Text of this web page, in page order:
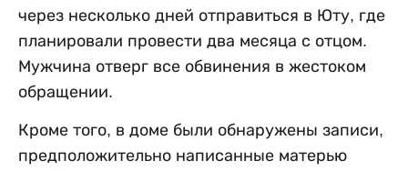
через несколько дней отправиться в Юту, где
планировали провести два месяца с отцом.
Мужчина отверг все обвинения в жестоком
обращении.
Кроме того, в доме были обнаружены записи,
предположительно написанные матерью